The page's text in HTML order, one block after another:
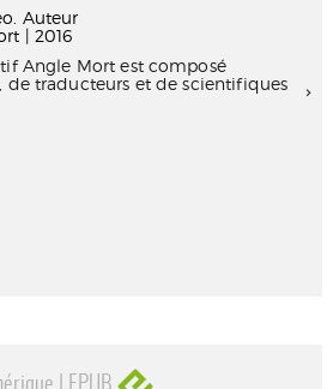
Auteur
| 2016
Angle Mort est composé
de traducteurs et de scientifiques